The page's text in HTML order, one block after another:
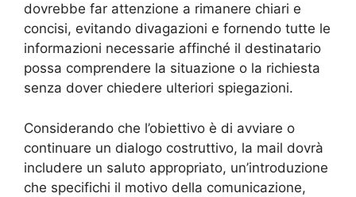
dovrebbe far attenzione a rimanere chiari e
concisi, evitando divagazioni e fornendo tutte le
informazioni necessarie affinché il destinatario
possa comprendere la situazione o la richiesta
senza dover chiedere ulteriori spiegazioni.
Considerando che l’obiettivo è di avviare o
continuare un dialogo costruttivo, la mail dovrà
includere un saluto appropriato, un’introduzione
che specifichi il motivo della comunicazione,